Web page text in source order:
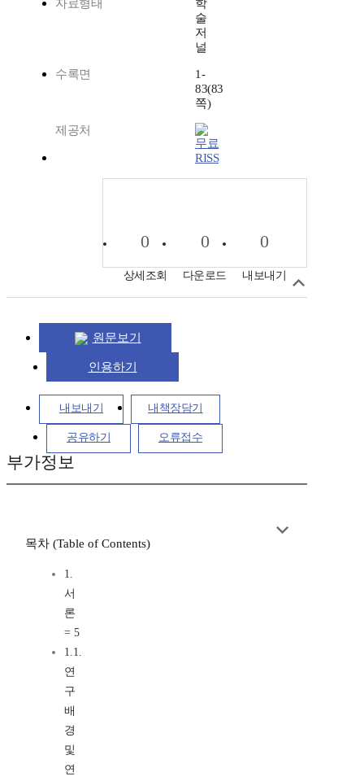
자료형태
학
술
저
널
수록면
1-
83(83
쪽)
제공처
RISS
0
상세조회
0
다운로드
0
내보내기
원문보기
인용하기
내보내기 내책장담기
공유하기 오류접수
부가정보
목차 (Table of Contents)
1.
서
론
= 5
1.1.
연
구
배
경
및
연